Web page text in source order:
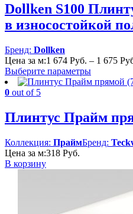
Dollken S100
в износостойкой
Бренд: Dollken
Цена за м:1 674 Руб. – 1 675
Выберите параметры
0 out of 5
Плинтус Прайм
Коллекция: ПраймБренд:
Цена за м:318 Руб.
В корзину